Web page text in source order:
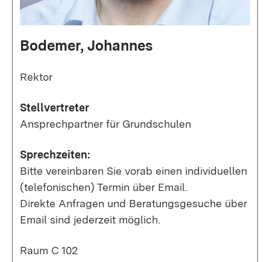
Bodemer, Johannes
Rektor
Stellvertreter
Ansprechpartner für Grundschulen
Sprechzeiten:
Bitte vereinbaren Sie vorab einen individuellen
(telefonischen) Termin über Email.
Direkte Anfragen und Beratungsgesuche über
Email sind jederzeit möglich.
Raum C 102